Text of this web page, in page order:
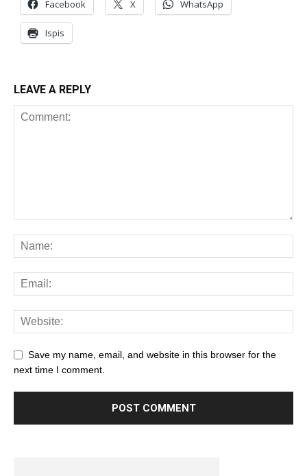
Facebook X WhatsApp
Ispis
LEAVE A REPLY
Save my name, email, and website in this browser for the
next time I comment.